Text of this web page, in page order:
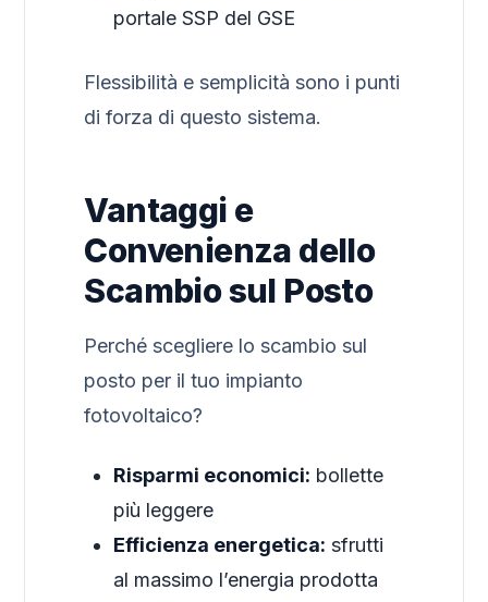
portale SSP del GSE
Flessibilità e semplicità sono i punti
di forza di questo sistema.
Vantaggi e
Convenienza dello
Scambio sul Posto
Perché scegliere lo scambio sul
posto per il tuo impianto
fotovoltaico?
Risparmi economici: bollette
più leggere
Efficienza energetica: sfrutti
al massimo l’energia prodotta